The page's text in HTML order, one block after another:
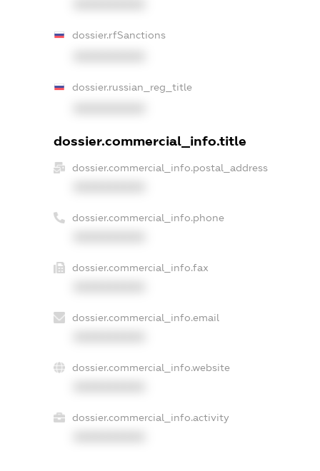
dossier.rfSanctions
dossier.russian_reg_title
dossier.commercial_info.title
dossier.commercial_info.postal_address
dossier.commercial_info.phone
dossier.commercial_info.fax
dossier.commercial_info.email
dossier.commercial_info.website
dossier.commercial_info.activity